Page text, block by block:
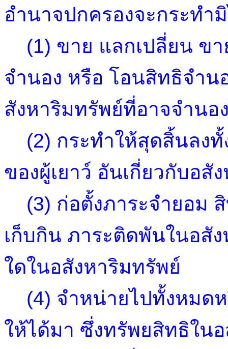
อำนาจปกครองจะกระทำ
(1) ขาย แลกเปลี่ยน ขา
จำนอง หรือ โอนสิทธิจำน
สังหาริมทรัพย์ที่อาจจำนอ
(2) กระทำให้สุดสิ้นลง
ของผู้เยาว์ อันเกี่ยวกับอสั
(3) ก่อตั้งภาระจำยอม
เก็บกิน ภาระติดพันในอสั
ใดในอสังหาริมทรัพย์
(4) จำหน่ายไปทั้งหมดห
ให้ได้มา ซึ่งทรัพยสิทธิใน